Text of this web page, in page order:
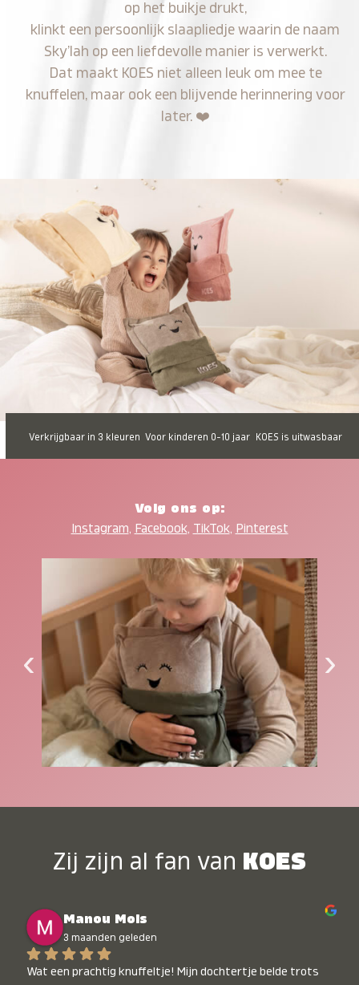
op het buikje drukt,
klinkt een persoonlijk slaapliedje waarin de naam
Sky’lah op een liefdevolle manier is verwerkt.
Dat maakt KOES niet alleen leuk om mee te
knuffelen, maar ook een blijvende herinnering voor
later. ❤️
Verkrijgbaar in 3 kleuren Voor kinderen 0-10 jaar KOES is uitwasbaar
Volg ons op:
Instagram, Facebook, TikTok, Pinterest
‹ ›
Zij zijn al fan van KOES
Manou Mols
3 maanden geleden
Wat een prachtig knuffeltje! Mijn dochtertje belde trots